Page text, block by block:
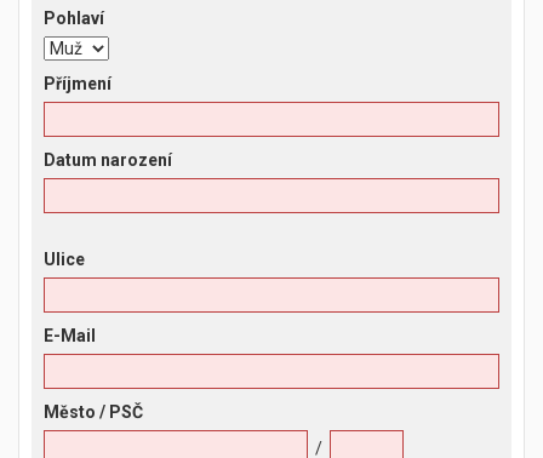
Pohlaví
Příjmení
Datum narození
Ulice
E-Mail
Město / PSČ
/